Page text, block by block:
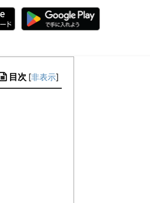
目次 [非表示]